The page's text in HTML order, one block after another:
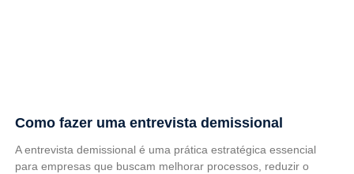
Como fazer uma entrevista demissional
A entrevista demissional é uma prática estratégica essencial
para empresas que buscam melhorar processos, reduzir o